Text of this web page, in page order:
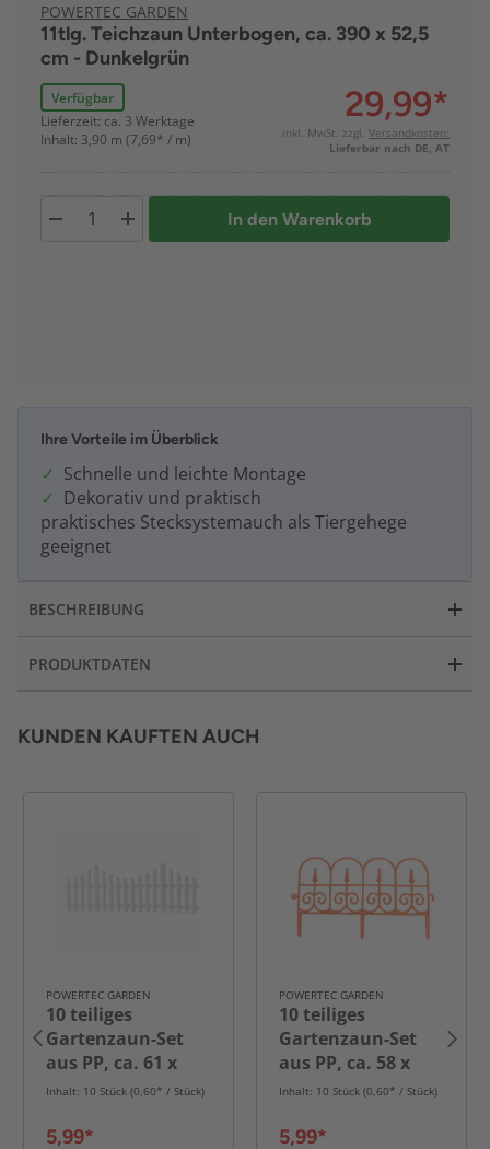
POWERTEC GARDEN
11tlg. Teichzaun Unterbogen, ca. 390 x 52,5
cm - Dunkelgrün
Verfügbar
Lieferzeit: ca. 3 Werktage
Inhalt: 3,90 m (7,69* / m)
29,99*
inkl. MwSt. zzgl. Versandkosten:
Lieferbar nach DE, AT
In den Warenkorb
Ihre Vorteile im Überblick
Schnelle und leichte Montage
Dekorativ und praktisch
praktisches Stecksystemauch als Tiergehege
geeignet
BESCHREIBUNG
PRODUKTDATEN
KUNDEN KAUFTEN AUCH
POWERTEC GARDEN
10 teiliges
Gartenzaun-Set
aus PP, ca. 61 x
21,5 cm
Inhalt: 10 Stück (0,60* / Stück)
5,99*
POWERTEC GARDEN
10 teiliges
Gartenzaun-Set
aus PP, ca. 58 x
33,5 cm
Inhalt: 10 Stück (0,60* / Stück)
5,99*